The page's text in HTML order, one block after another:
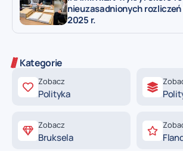
nieuzasadnionych
2025 r.
Kategorie
Zobacz
Polityka
Zobacz
Bruksela